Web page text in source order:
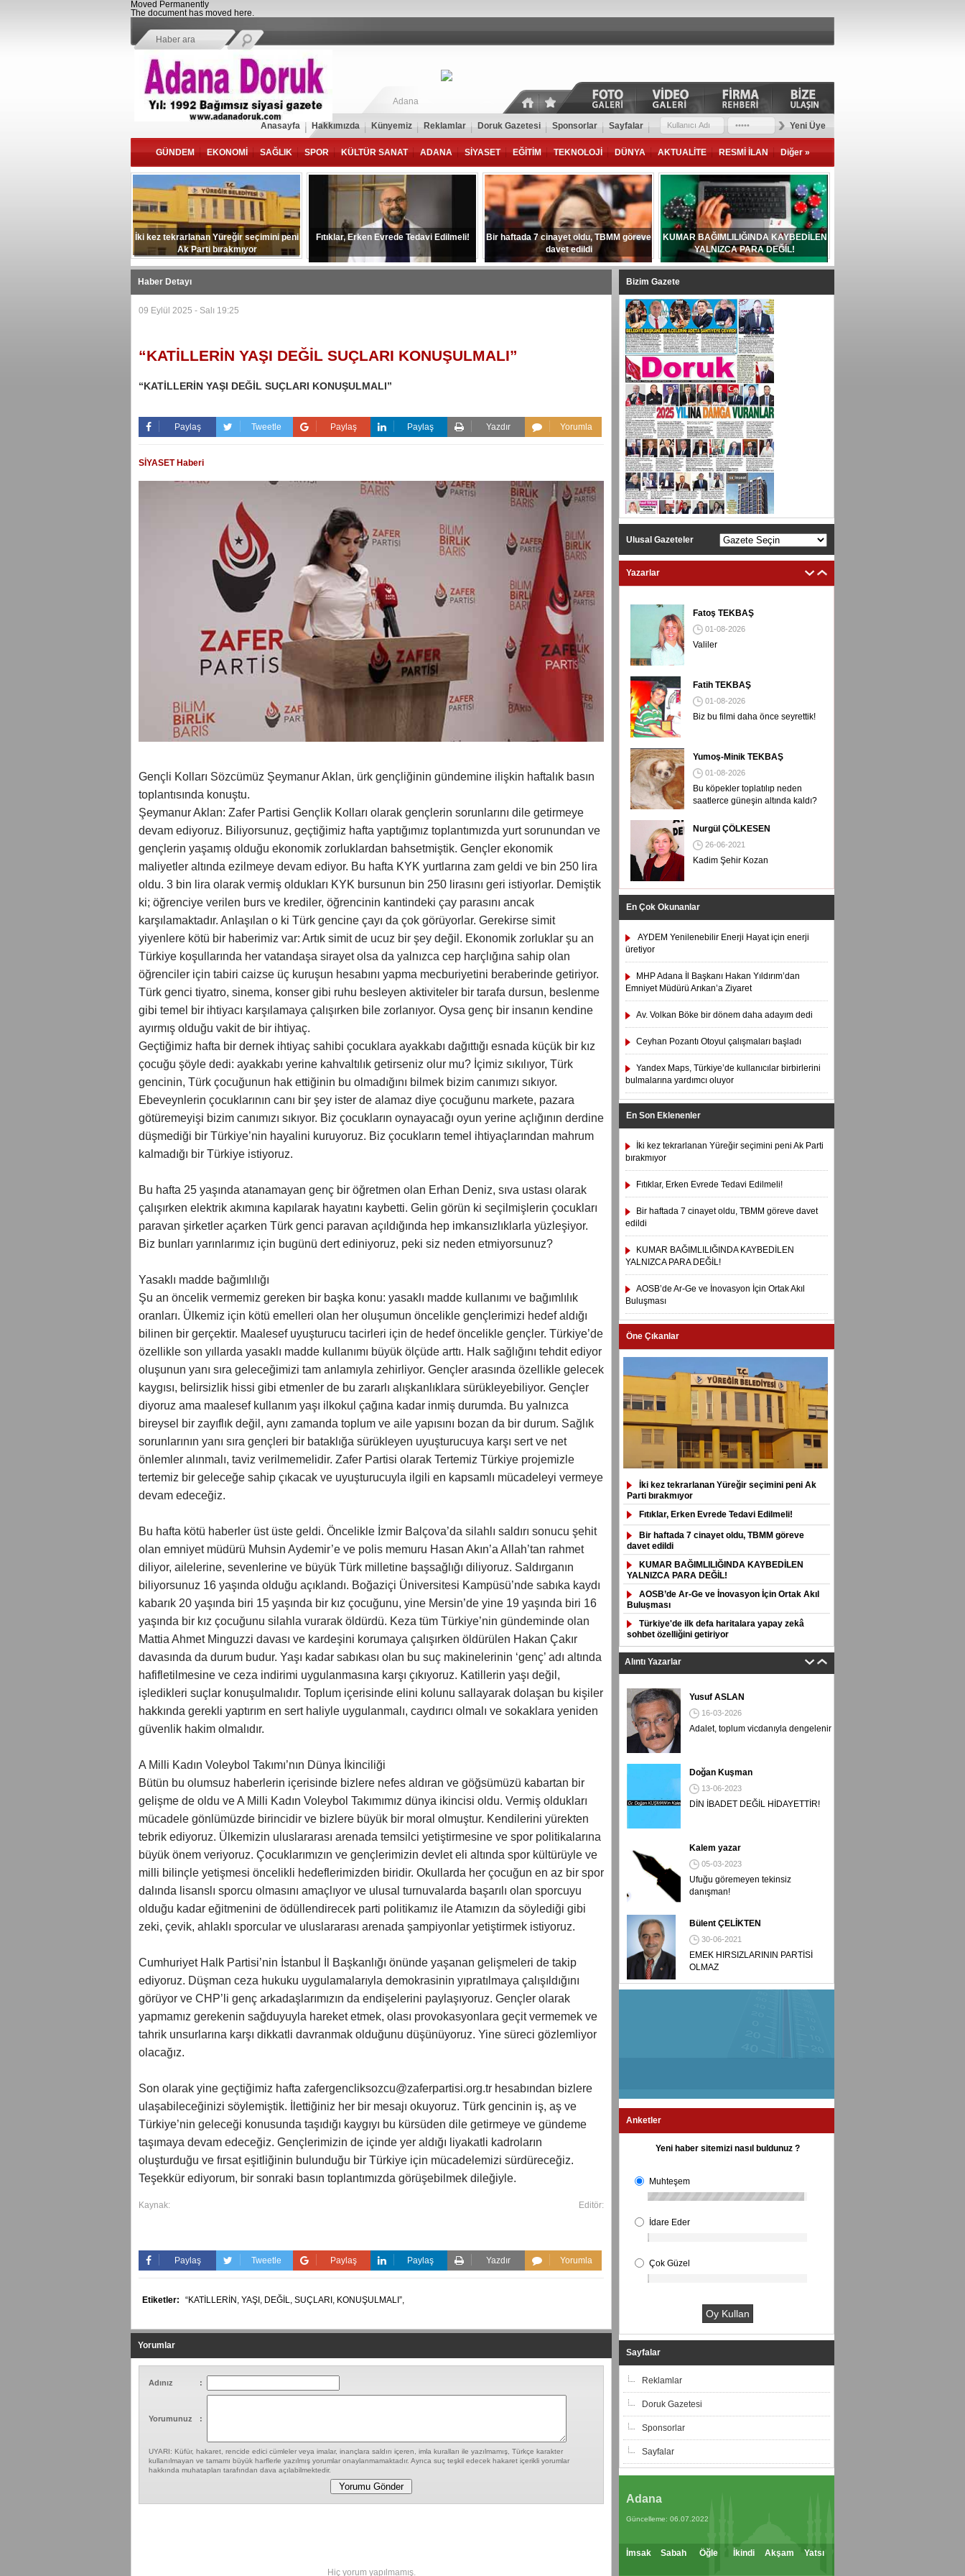
Moved Permanently
The document has moved here.
Adana
Anasayfa Hakkımızda Künyemiz Reklamlar Doruk Gazetesi Sponsorlar Sayfalar Yeni Üye
GÜNDEM EKONOMİ SAĞLIK SPOR KÜLTÜR SANAT ADANA SİYASET EĞİTİM TEKNOLOJİ DÜNYA AKTUALİTE RESMİ İLAN Diğer »
İki kez tekrarlanan Yüreğir seçimini peni
Ak Parti bırakmıyor
Fıtıklar, Erken Evrede Tedavi Edilmeli!
Bir haftada 7 cinayet oldu, TBMM göreve
davet edildi
KUMAR BAĞIMLILIĞINDA KAYBEDİLEN
YALNIZCA PARA DEĞİL!
Haber Detayı
09 Eylül 2025 - Salı 19:25
“KATİLLERİN YAŞI DEĞİL SUÇLARI KONUŞULMALI”
“KATİLLERİN YAŞI DEĞİL SUÇLARI KONUŞULMALI”
Paylaş Tweetle Paylaş Paylaş Yazdır Yorumla
SİYASET Haberi
Gençli Kolları Sözcümüz Şeymanur Aklan, ürk gençliğinin gündemine ilişkin haftalık basın
toplantısında konuştu.
Şeymanur Aklan: Zafer Partisi Gençlik Kolları olarak gençlerin sorunlarını dile getirmeye
devam ediyoruz. Biliyorsunuz, geçtiğimiz hafta yaptığımız toplantımızda yurt sorunundan ve
gençlerin yaşamış olduğu ekonomik zorluklardan bahsetmiştik. Gençler ekonomik
maliyetler altında ezilmeye devam ediyor. Bu hafta KYK yurtlarına zam geldi ve bin 250 lira
oldu. 3 bin lira olarak vermiş oldukları KYK bursunun bin 250 lirasını geri istiyorlar. Demiştik
ki; öğrenciye verilen burs ve krediler, öğrencinin kantindeki çay parasını ancak
karşılamaktadır. Anlaşılan o ki Türk gencine çayı da çok görüyorlar. Gerekirse simit
yiyenlere kötü bir haberimiz var: Artık simit de ucuz bir şey değil. Ekonomik zorluklar şu an
Türkiye koşullarında her vatandaşa sirayet olsa da yalnızca cep harçlığına sahip olan
öğrenciler için tabiri caizse üç kuruşun hesabını yapma mecburiyetini beraberinde getiriyor.
Türk genci tiyatro, sinema, konser gibi ruhu besleyen aktiviteler bir tarafa dursun, beslenme
gibi temel bir ihtiyacı karşılamaya çalışırken bile zorlanıyor. Oysa genç bir insanın kendine
ayırmış olduğu vakit de bir ihtiyaç.
Geçtiğimiz hafta bir dernek ihtiyaç sahibi çocuklara ayakkabı dağıttığı esnada küçük bir kız
çocuğu şöyle dedi: ayakkabı yerine kahvaltılık getirseniz olur mu? İçimiz sıkılıyor, Türk
gencinin, Türk çocuğunun hak ettiğinin bu olmadığını bilmek bizim canımızı sıkıyor.
Ebeveynlerin çocuklarının canı bir şey ister de alamaz diye çocuğunu markete, pazara
götüremeyişi bizim canımızı sıkıyor. Biz çocukların oynayacağı oyun yerine açlığının derdine
düşmediği bir Türkiye’nin hayalini kuruyoruz. Biz çocukların temel ihtiyaçlarından mahrum
kalmadığı bir Türkiye istiyoruz.
Bu hafta 25 yaşında atanamayan genç bir öğretmen olan Erhan Deniz, sıva ustası olarak
çalışırken elektrik akımına kapılarak hayatını kaybetti. Gelin görün ki seçilmişlerin çocukları
paravan şirketler açarken Türk genci paravan açıldığında hep imkansızlıklarla yüzleşiyor.
Biz bunları yarınlarımız için bugünü dert ediniyoruz, peki siz neden etmiyorsunuz?
Yasaklı madde bağımlılığı
Şu an öncelik vermemiz gereken bir başka konu: yasaklı madde kullanımı ve bağımlılık
oranları. Ülkemiz için kötü emelleri olan her oluşumun öncelikle gençlerimizi hedef aldığı
bilinen bir gerçektir. Maalesef uyuşturucu tacirleri için de hedef öncelikle gençler. Türkiye’de
özellikle son yıllarda yasaklı madde kullanımı büyük ölçüde arttı. Halk sağlığını tehdit ediyor
oluşunun yanı sıra geleceğimizi tam anlamıyla zehirliyor. Gençler arasında özellikle gelecek
kaygısı, belirsizlik hissi gibi etmenler de bu zararlı alışkanlıklara sürükleyebiliyor. Gençler
diyoruz ama maalesef kullanım yaşı ilkokul çağına kadar inmiş durumda. Bu yalnızca
bireysel bir zayıflık değil, aynı zamanda toplum ve aile yapısını bozan da bir durum. Sağlık
sorunlarının yanı sıra gençleri bir bataklığa sürükleyen uyuşturucuya karşı sert ve net
önlemler alınmalı, taviz verilmemelidir. Zafer Partisi olarak Tertemiz Türkiye projemizle
tertemiz bir geleceğe sahip çıkacak ve uyuşturucuyla ilgili en kapsamlı mücadeleyi vermeye
devam edeceğiz.
Bu hafta kötü haberler üst üste geldi. Öncelikle İzmir Balçova’da silahlı saldırı sonucu şehit
olan emniyet müdürü Muhsin Aydemir’e ve polis memuru Hasan Akın’a Allah’tan rahmet
diliyor, ailelerine, sevenlerine ve büyük Türk milletine başsağlığı diliyoruz. Saldırganın
biliyorsunuz 16 yaşında olduğu açıklandı. Boğaziçi Üniversitesi Kampüsü’nde sabıka kaydı
kabarık 20 yaşında biri 15 yaşında bir kız çocuğunu, yine Mersin’de yine 19 yaşında biri 16
yaşında bir kız çocuğunu silahla vurarak öldürdü. Keza tüm Türkiye’nin gündeminde olan
Mattia Ahmet Minguzzi davası ve kardeşini korumaya çalışırken öldürülen Hakan Çakır
davasında da durum budur. Yaşı kadar sabıkası olan bu suç makinelerinin ‘genç’ adı altında
hafifletilmesine ve ceza indirimi uygulanmasına karşı çıkıyoruz. Katillerin yaşı değil,
işledikleri suçlar konuşulmalıdır. Toplum içerisinde elini kolunu sallayarak dolaşan bu kişiler
hakkında gerekli yaptırım en sert haliyle uygulanmalı, caydırıcı olmalı ve sokaklara yeniden
güvenlik hakim olmalıdır.
A Milli Kadın Voleybol Takımı’nın Dünya İkinciliği
Bütün bu olumsuz haberlerin içerisinde bizlere nefes aldıran ve göğsümüzü kabartan bir
gelişme de oldu ve A Milli Kadın Voleybol Takımımız dünya ikincisi oldu. Vermiş oldukları
mücadele gönlümüzde birincidir ve bizlere büyük bir moral olmuştur. Kendilerini yürekten
tebrik ediyoruz. Ülkemizin uluslararası arenada temsilci yetiştirmesine ve spor politikalarına
büyük önem veriyoruz. Çocuklarımızın ve gençlerimizin devlet eli altında spor kültürüyle ve
milli bilinçle yetişmesi öncelikli hedeflerimizden biridir. Okullarda her çocuğun en az bir spor
dalında lisanslı sporcu olmasını amaçlıyor ve ulusal turnuvalarda başarılı olan sporcuyu
olduğu kadar eğitmenini de ödüllendirecek parti politikamız ile Atamızın da söylediği gibi
zeki, çevik, ahlaklı sporcular ve uluslararası arenada şampiyonlar yetiştirmek istiyoruz.
Cumhuriyet Halk Partisi’nin İstanbul İl Başkanlığı önünde yaşanan gelişmeleri de takip
ediyoruz. Düşman ceza hukuku uygulamalarıyla demokrasinin yıpratılmaya çalışıldığını
görüyor ve CHP’li genç arkadaşlarımızın da endişelerini paylaşıyoruz. Gençler olarak
yapmamız gerekenin sağduyuyla hareket etmek, olası provokasyonlara geçit vermemek ve
tahrik unsurlarına karşı dikkatli davranmak olduğunu düşünüyoruz. Yine süreci gözlemliyor
olacağız.
Son olarak yine geçtiğimiz hafta zafergencliksozcu@zaferpartisi.org.tr hesabından bizlere
ulaşabileceğinizi söylemiştik. İlettiğiniz her bir mesajı okuyoruz. Türk gencinin iş, aş ve
Türkiye’nin geleceği konusunda taşıdığı kaygıyı bu kürsüden dile getirmeye ve gündeme
taşımaya devam edeceğiz. Gençlerimizin de içinde yer aldığı liyakatli kadroların
oluşturduğu ve fırsat eşitliğinin bulunduğu bir Türkiye için mücadelemizi sürdüreceğiz.
Teşekkür ediyorum, bir sonraki basın toplantımızda görüşebilmek dileğiyle.
Kaynak: Editör:
Paylaş Tweetle Paylaş Paylaş Yazdır Yorumla
Etiketler: “KATİLLERİN, YAŞI, DEĞİL, SUÇLARI, KONUŞULMALI”,
Yorumlar
Adınız :
Yorumunuz :
UYARI: Küfür, hakaret, rencide edici cümleler veya imalar, inançlara saldırı içeren, imla kuralları ile yazılmamış, Türkçe karakter
kullanılmayan ve tamamı büyük harflerle yazılmış yorumlar onaylanmamaktadır. Ayrıca suç teşkil edecek hakaret içerikli yorumlar
hakkında muhatapları tarafından dava açılabilmektedir.
Hiç yorum yapılmamış.
Bizim Gazete
Ulusal Gazeteler
Yazarlar
Fatoş TEKBAŞ
01-08-2026
Valiler
Fatih TEKBAŞ
01-08-2026
Biz bu filmi daha önce seyrettik!
Yumoş-Minik TEKBAŞ
01-08-2026
Bu köpekler toplatılıp neden
saatlerce güneşin altında kaldı?
Nurgül ÇÖLKESEN
26-06-2021
Kadim Şehir Kozan
En Çok Okunanlar
AYDEM Yenilenebilir Enerji Hayat için enerji
üretiyor
MHP Adana İl Başkanı Hakan Yıldırım’dan
Emniyet Müdürü Arıkan’a Ziyaret
Av. Volkan Böke bir dönem daha adayım dedi
Ceyhan Pozantı Otoyul çalışmaları başladı
Yandex Maps, Türkiye’de kullanıcılar birbirlerini
bulmalarına yardımcı oluyor
En Son Eklenenler
İki kez tekrarlanan Yüreğir seçimini peni Ak Parti
bırakmıyor
Fıtıklar, Erken Evrede Tedavi Edilmeli!
Bir haftada 7 cinayet oldu, TBMM göreve davet
edildi
KUMAR BAĞIMLILIĞINDA KAYBEDİLEN
YALNIZCA PARA DEĞİL!
AOSB’de Ar-Ge ve İnovasyon İçin Ortak Akıl
Buluşması
Öne Çıkanlar
İki kez tekrarlanan Yüreğir seçimini peni Ak
Parti bırakmıyor
Fıtıklar, Erken Evrede Tedavi Edilmeli!
Bir haftada 7 cinayet oldu, TBMM göreve
davet edildi
KUMAR BAĞIMLILIĞINDA KAYBEDİLEN
YALNIZCA PARA DEĞİL!
AOSB’de Ar-Ge ve İnovasyon İçin Ortak Akıl
Buluşması
Türkiye'de ilk defa haritalara yapay zekâ
sohbet özelliğini getiriyor
Alıntı Yazarlar
Yusuf ASLAN
16-03-2026
Adalet, toplum vicdanıyla dengelenir
Doğan Kuşman
13-06-2023
DİN İBADET DEĞİL HİDAYETTİR!
Kalem yazar
05-03-2023
Ufuğu göremeyen tekinsiz
danışman!
Bülent ÇELİKTEN
30-06-2021
EMEK HIRSIZLARININ PARTİSİ
OLMAZ
Anketler
Yeni haber sitemizi nasıl buldunuz ?
Muhteşem
İdare Eder
Çok Güzel
Sayfalar
Reklamlar
Doruk Gazetesi
Sponsorlar
Sayfalar
Adana
Güncelleme: 06.07.2022
İmsak Sabah Öğle İkindi Akşam Yatsı